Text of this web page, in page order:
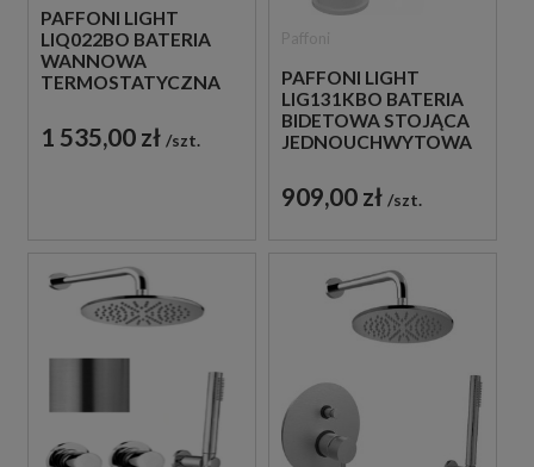
PAFFONI LIGHT
LIQ022BO BATERIA
WANNOWA
TERMOSTATYCZNA
1 535,00 zł szt.
PAFFONI LIGHT
LIG131KBO BATERIA
BIDETOWA STOJĄCA
JEDNOUCHWYTOWA
909,00 zł szt.